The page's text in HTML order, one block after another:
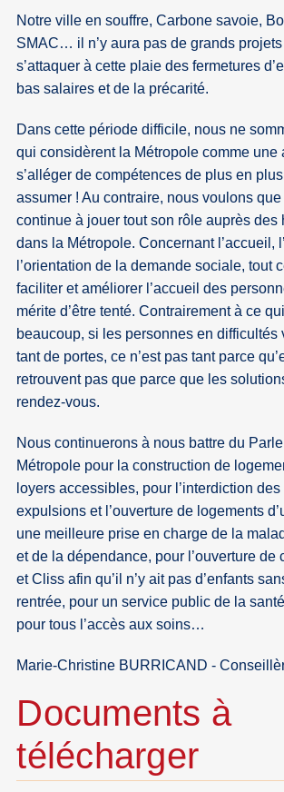
Notre ville en souffre, Carbone savoie,
SMAC… il n’y aura pas de grands
s’attaquer à cette plaie des fermetures
bas salaires et de la précarité.
Dans cette période difficile, nous ne
qui considèrent la Métropole comme une
s’alléger de compétences de plus en
assumer ! Au contraire, nous voulons
continue à jouer tout son rôle auprès des
dans la Métropole. Concernant l’accueil,
l’orientation de la demande sociale, tout
faciliter et améliorer l’accueil des
mérite d’être tenté. Contrairement à ce
beaucoup, si les personnes en difficultés
tant de portes, ce n’est pas tant parce
retrouvent pas que parce que les
rendez-vous.
Nous continuerons à nous battre du
Métropole pour la construction de
loyers accessibles, pour l’interdiction
expulsions et l’ouverture de logements
une meilleure prise en charge de la
et de la dépendance, pour l’ouverture de
et Cliss afin qu’il n’y ait pas d’enfants
rentrée, pour un service public de la
pour tous l’accès aux soins…
Marie-Christine BURRICAND -
Documents à
télécharger